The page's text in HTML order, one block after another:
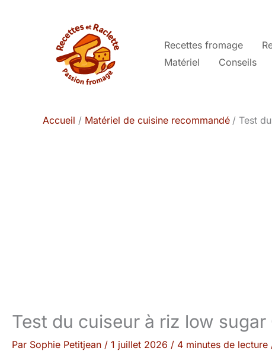
Recettes fromage
Matériel
Conseils
Accueil Matériel de cuisine recommandé Test
Test du cuiseur à riz low
Par Sophie Petitjean / 1 juillet 2026 / 4 minutes de lecture